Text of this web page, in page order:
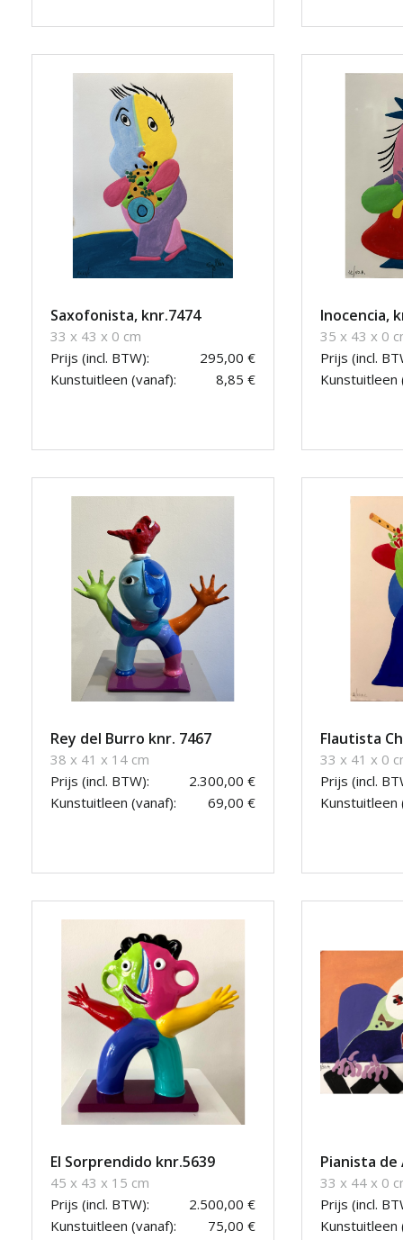
Saxofonista, knr.7474
33 x 43 x 0 cm
Prijs (incl. BTW):
295,00 €
Kunstuitleen (vanaf):
8,85 €
Inocencia,
35 x 43 x 0
Prijs (incl.
Kunstuitleen
Rey del Burro knr. 7467
38 x 41 x 14 cm
Prijs (incl. BTW):
2.300,00 €
Kunstuitleen (vanaf):
69,00 €
Flautista
33 x 41 x 0
Prijs (incl.
Kunstuitleen
El Sorprendido knr.5639
45 x 43 x 15 cm
Prijs (incl. BTW):
2.500,00 €
Kunstuitleen (vanaf):
75,00 €
Pianista de
33 x 44 x 0
Prijs (incl.
Kunstuitleen